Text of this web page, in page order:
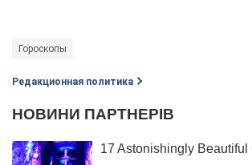
Гороскопы
Редакционная политика